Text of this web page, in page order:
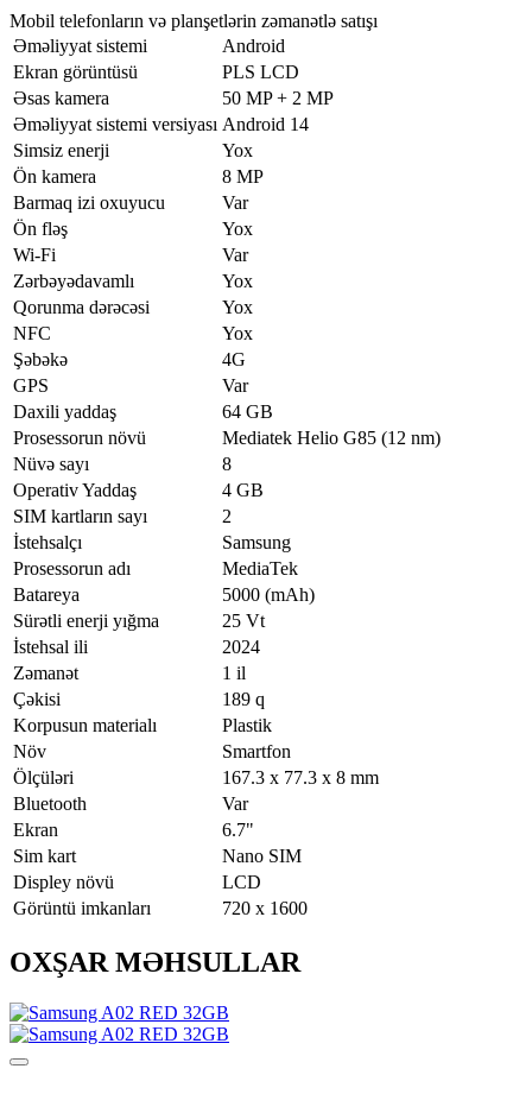
Mobil telefonların və planşetlərin zəmanətlə satışı
Əməliyyat sistemi
Android
Ekran görüntüsü
PLS LCD
Əsas kamera
50 MP + 2 MP
Əməliyyat sistemi versiyası Android 14
Simsiz enerji
Yox
Ön kamera
8 MP
Barmaq izi oxuyucu
Var
Ön fləş
Yox
Wi-Fi
Var
Zərbəyədavamlı
Yox
Qorunma dərəcəsi
Yox
NFC
Yox
Şəbəkə
4G
GPS
Var
Daxili yaddaş
64 GB
Prosessorun növü
Mediatek Helio G85 (12 nm)
Nüvə sayı
8
Operativ Yaddaş
4 GB
SIM kartların sayı
2
İstehsalçı
Samsung
Prosessorun adı
MediaTek
Batareya
5000 (mAh)
Sürətli enerji yığma
25 Vt
İstehsal ili
2024
Zəmanət
1 il
Çəkisi
189 q
Korpusun materialı
Plastik
Növ
Smartfon
Ölçüləri
167.3 x 77.3 x 8 mm
Bluetooth
Var
Ekran
6.7"
Sim kart
Nano SIM
Displey növü
LCD
Görüntü imkanları
720 x 1600
OXŞAR MƏHSULLAR